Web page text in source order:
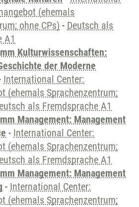
(ehemals
ohne CPs) - Deutsch als
A1
Kulturwissenschaften:
der Moderne
International Center:
(ehemals Sprachenzentrum;
als Fremdsprache A1
Management: Management
- International Center:
(ehemals Sprachenzentrum;
als Fremdsprache A1
Management: Management
- International Center:
(ehemals Sprachenzentrum;